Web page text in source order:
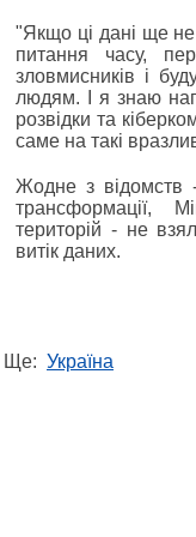
"Якщо ці дані ще
питання часу,
зловмисників і
людям. І я знаю
розвідки та
саме на такі
Жодне з відомств
трансформації,
територій - не
витік даних.
Ще: Україна